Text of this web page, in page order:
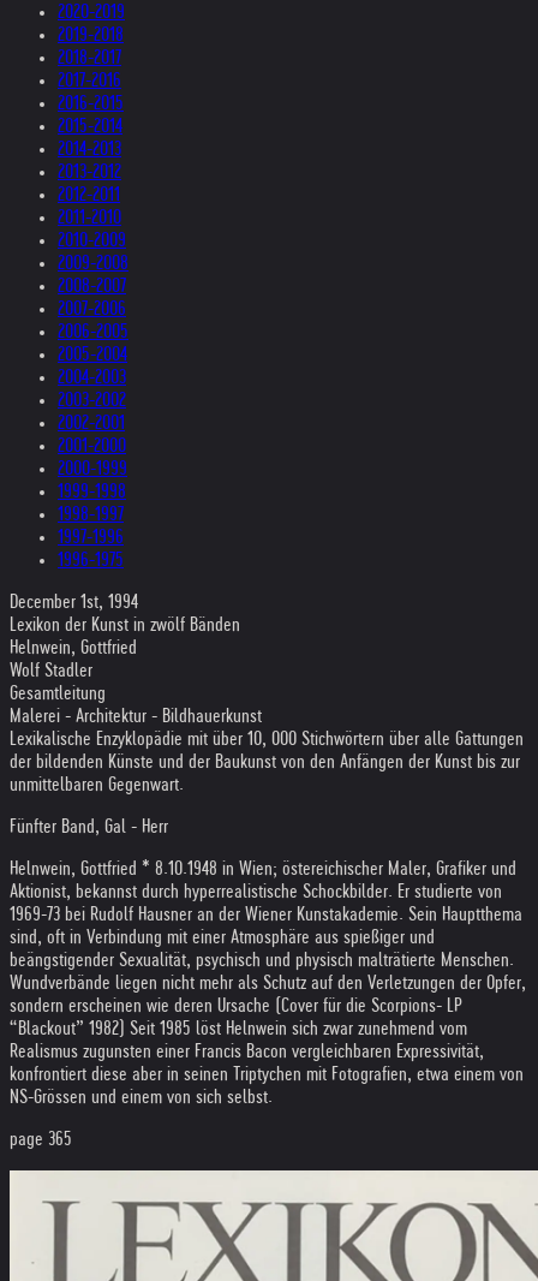
2020-2019
2019-2018
2018-2017
2017-2016
2016-2015
2015-2014
2014-2013
2013-2012
2012-2011
2011-2010
2010-2009
2009-2008
2008-2007
2007-2006
2006-2005
2005-2004
2004-2003
2003-2002
2002-2001
2001-2000
2000-1999
1999-1998
1998-1997
1997-1996
1996-1975
December 1st, 1994
Lexikon der Kunst in zwölf Bänden
Helnwein, Gottfried
Wolf Stadler
Gesamtleitung
Malerei - Architektur - Bildhauerkunst
Lexikalische Enzyklopädie mit über 10, 000 Stichwörtern über alle Gattungen
der bildenden Künste und der Baukunst von den Anfängen der Kunst bis zur
unmittelbaren Gegenwart.
Fünfter Band, Gal - Herr
Helnwein, Gottfried * 8.10.1948 in Wien; östereichischer Maler, Grafiker und
Aktionist, bekannst durch hyperrealistische Schockbilder. Er studierte von
1969-73 bei Rudolf Hausner an der Wiener Kunstakademie. Sein Hauptthema
sind, oft in Verbindung mit einer Atmosphäre aus spießiger und
beängstigender Sexualität, psychisch und physisch malträtierte Menschen.
Wundverbände liegen nicht mehr als Schutz auf den Verletzungen der Opfer,
sondern erscheinen wie deren Ursache (Cover für die Scorpions- LP
“Blackout” 1982) Seit 1985 löst Helnwein sich zwar zunehmend vom
Realismus zugunsten einer Francis Bacon vergleichbaren Expressivität,
konfrontiert diese aber in seinen Triptychen mit Fotografien, etwa einem von
NS-Grössen und einem von sich selbst.
page 365